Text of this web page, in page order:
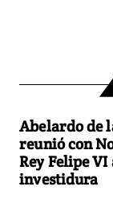
Abelardo de
reunió con
Rey Felipe VI
investidura